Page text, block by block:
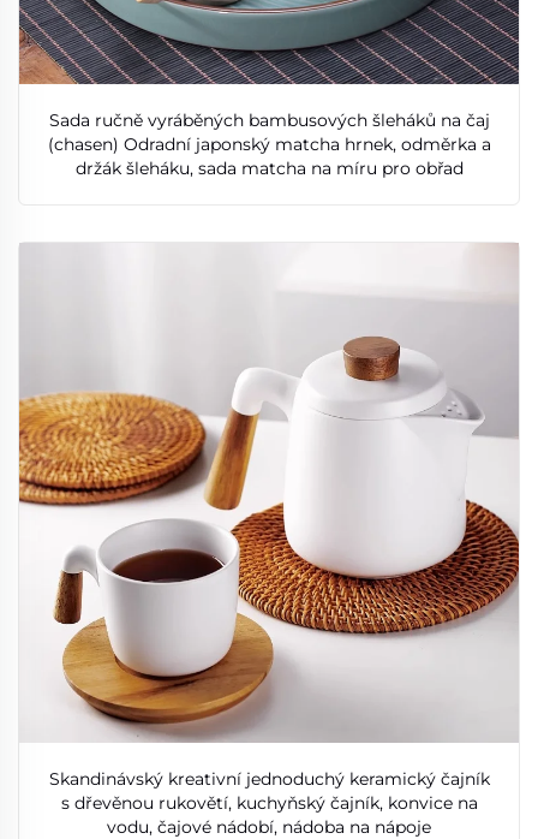
Sada ručně vyráběných bambusových šleháků na čaj
(chasen) Odradní japonský matcha hrnek, odměrka a
držák šleháku, sada matcha na míru pro obřad
Skandinávský kreativní jednoduchý keramický čajník
s dřevěnou rukovětí, kuchyňský čajník, konvice na
vodu, čajové nádobí, nádoba na nápoje